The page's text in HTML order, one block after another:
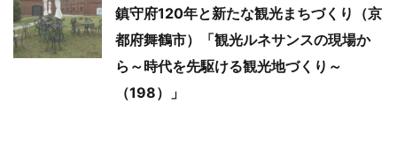
鎮守府120年と新たな観光まちづくり（京
都府舞鶴市）「観光ルネサンスの現場か
ら～時代を先駆ける観光地づくり～
（198）」